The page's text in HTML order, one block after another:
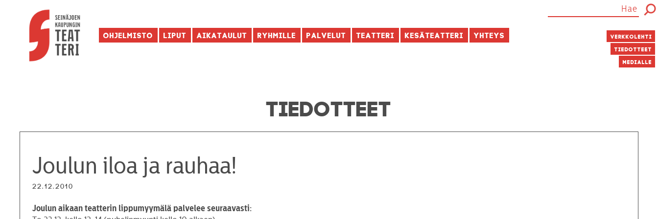
Ohjelmisto Liput Aikataulut Ryhmille Palvelut Teatteri Kesäteatteri Yhteys Verkkolehti
Tiedotteet
Medialle
TIEDOTTEET
Joulun iloa ja rauhaa!
22.12.2010
Joulun aikaan teatterin lippumyymälä palvelee seuraavasti: